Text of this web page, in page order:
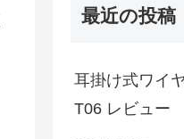
最近の投稿
耳掛け式ワイ
T06 レビュー